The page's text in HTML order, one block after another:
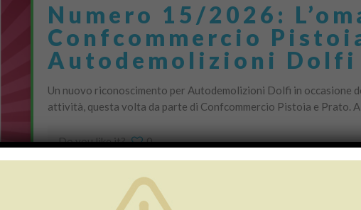
Numero 15/2026:
Confcommercio
Autodemolizioni Dolfi
Un nuovo riconoscimento per Autodemolizioni Dolfi in occasione
attività, questa volta da parte di Confcommercio Pistoia e Prato.
Do you like it? 0